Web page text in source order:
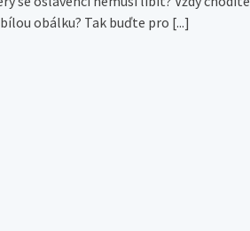
obálku? Tak buďte pro [...]